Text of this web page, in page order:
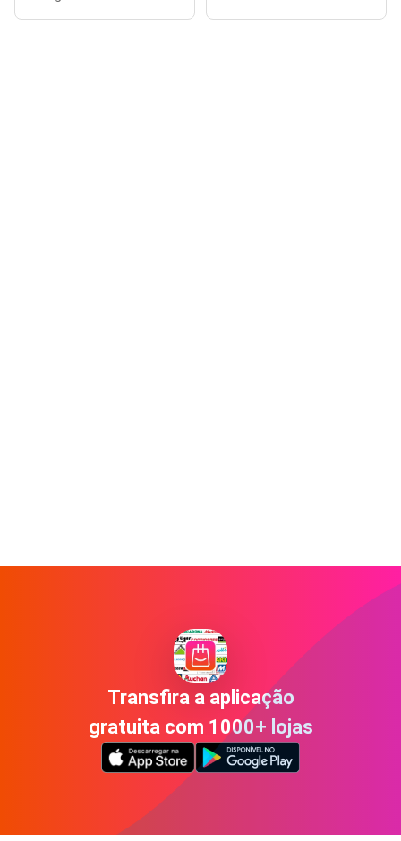
Transfira a aplicação
gratuita com 1000+ lojas